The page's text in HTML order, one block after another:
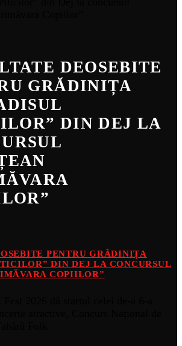
DEOSEBITE
GRĂDINIȚA
DIN DEJ LA
PENTRU GRĂDINIȚA
DIN DEJ LA CONCURSUL
COPIILOR”